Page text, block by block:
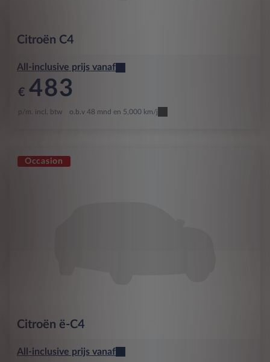
Citroën C4
All-inclusive prijs vanaf
€ 483
p/m. incl. btw o.b.v 48 mnd en 5,000 km/j
Occasion
Citroën ë-C4
All-inclusive prijs vanaf